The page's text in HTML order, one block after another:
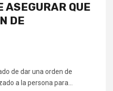
ASEGURAR QUE
DE
de dar una orden de
a la persona para...